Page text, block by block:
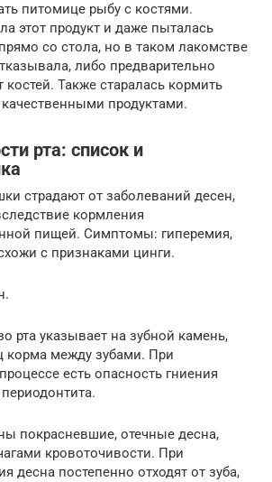
питомице рыбу с костями.
этот продукт и даже пыталась
со стола, но в таком лакомстве
либо предварительно
Также старалась кормить
продуктами.
рта: список и
страдают от заболеваний десен,
кормления
пищей. Симптомы: гиперемия,
с признаками цинги.
рта указывает на зубной камень,
корма между зубами. При
есть опасность гниения
покрасневшие, отечные десна,
кровоточивости. При
десна постепенно отходят от зуба,